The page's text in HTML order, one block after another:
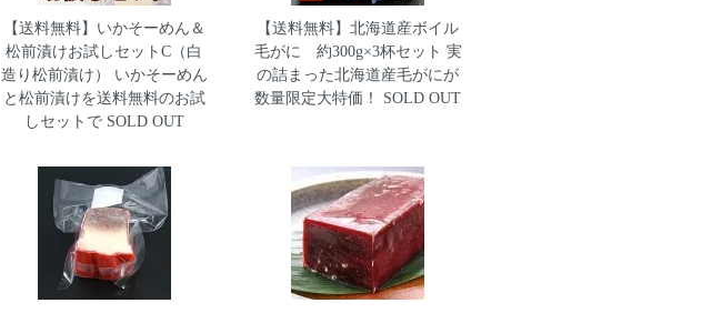
【送料無料】いかそーめん＆
松前漬けお試しセットC（白
造り松前漬け）
いかそーめん
と松前漬けを送料無料のお試
しセットで SOLD OUT
【送料無料】北海道産ボイル
毛がに 約300g×3杯セット 実
の詰まった北海道産毛がにが
数量限定大特価！ SOLD OUT